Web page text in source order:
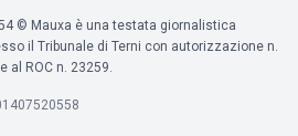
© Mauxa è una testata giornalistica
il Tribunale di Terni con autorizzazione n.
al ROC n. 23259.